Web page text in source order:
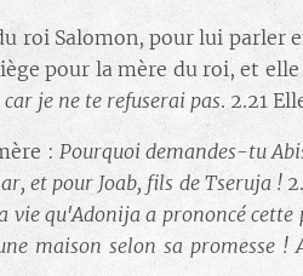
roi Salomon, pour lui
pour la mère du roi, et
je ne te refuserai pas. 2.21
: Pourquoi demandes-tu
et pour Joab, fils de Tseruja !
vie qu'Adonija a prononcé cette
maison selon sa promesse !